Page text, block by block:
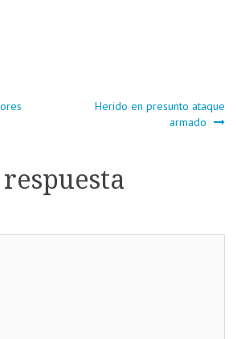
Herido en presunto ataque
armado